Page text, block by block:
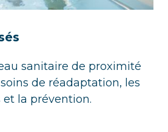
sanitaire de proximité
de réadaptation, les
et la prévention.